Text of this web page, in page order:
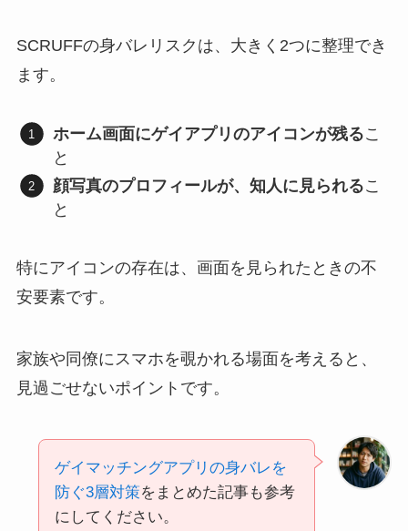
SCRUFFの身バレリスクは、大きく2つに整理でき
ます。
ホーム画面にゲイアプリのアイコンが残るこ
と
顔写真のプロフィールが、知人に見られるこ
と
特にアイコンの存在は、画面を見られたときの不
安要素です。
家族や同僚にスマホを覗かれる場面を考えると、
見過ごせないポイントです。
ゲイマッチングアプリの身バレを
防ぐ3層対策をまとめた記事も参考
にしてください。